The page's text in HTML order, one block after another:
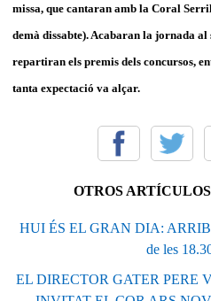
missa, que cantaran amb la Coral
demà dissabte). Acabaran la jornada al
repartiran els premis dels concursos,
tanta expectació va alçar.
OTROS
HUI ÉS EL GRAN DIA:
de les
EL DIRECTOR GATER PERE